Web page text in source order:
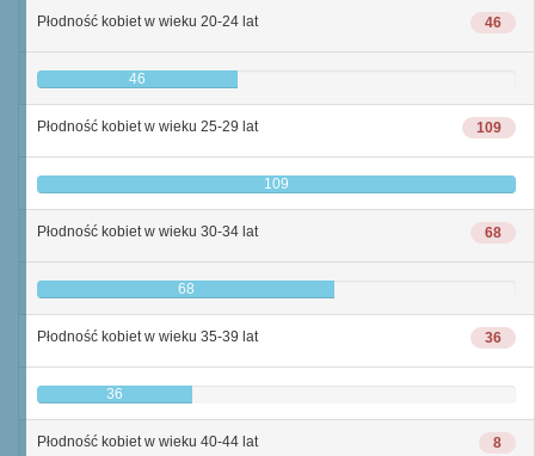
46
Płodność kobiet w wieku 20-24 lat
46
109
Płodność kobiet w wieku 25-29 lat
109
68
Płodność kobiet w wieku 30-34 lat
68
36
Płodność kobiet w wieku 35-39 lat
36
8
Płodność kobiet w wieku 40-44 lat